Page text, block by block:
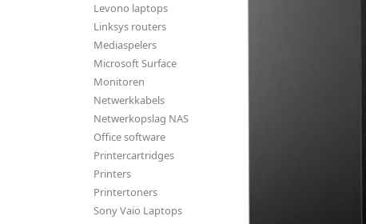
Levono laptops
Linksys routers
Mediaspelers
Microsoft Surface
Monitoren
Netwerkkabels
Netwerkopslag NAS
Office software
Printercartridges
Printers
Printertoners
Sony Vaio Laptops